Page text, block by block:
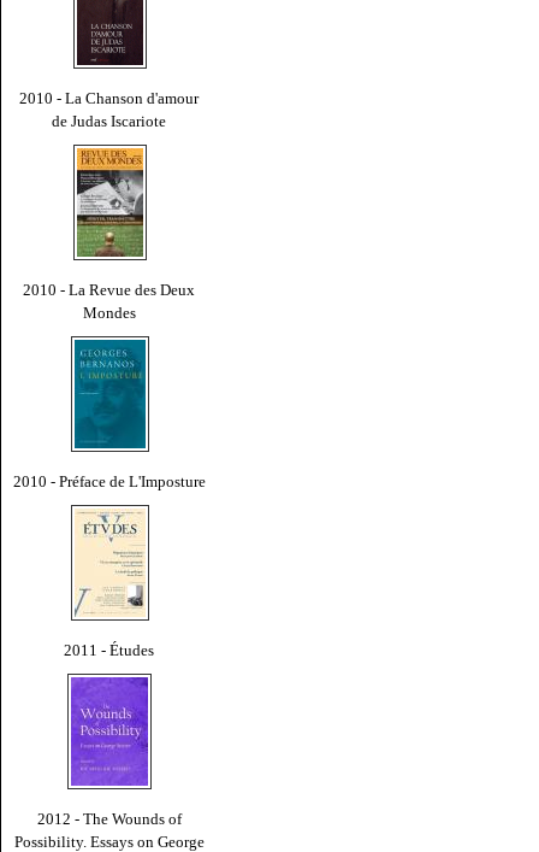
2010 - La Chanson d'amour
de Judas Iscariote
2010 - La Revue des Deux
Mondes
2010 - Préface de L'Imposture
2011 - Études
2012 - The Wounds of
Possibility. Essays on George